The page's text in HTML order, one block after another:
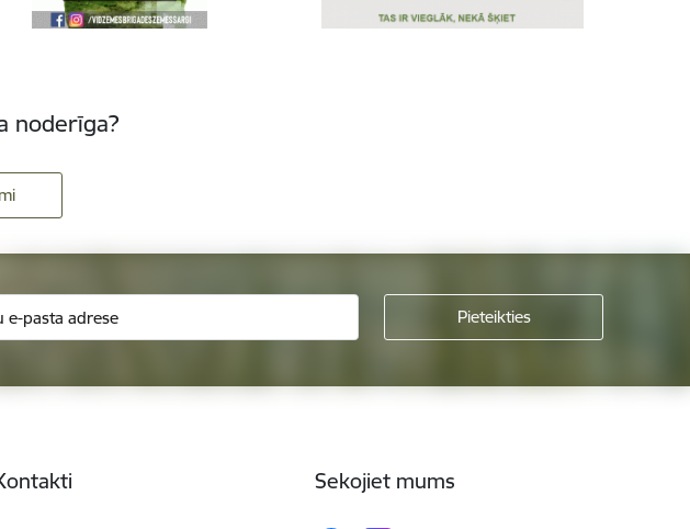
noderīga?
Sekojiet mums